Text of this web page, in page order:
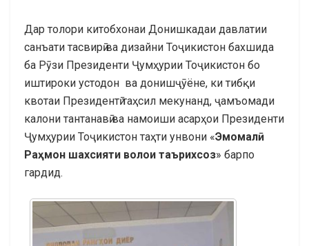
Дар толори китобхонаи Донишкадаи давлатии
санъати тасвирӣ ва дизайни Тоҷикистон бахшида
ба Рӯзи Президенти Ҷумҳурии Тоҷикистон бо
иштироки устодон ва донишҷӯёне, ки тибқи
квотаи Президентӣ таҳсил мекунанд, ҷамъомади
калони тантанавӣ ва намоиши асарҳои Президенти
Ҷумҳурии Тоҷикистон таҳти унвони «Эмомалӣ
Раҳмон шахсияти волои таърихсоз» барпо
гардид.